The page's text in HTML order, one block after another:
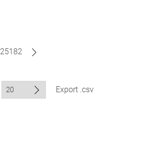
25182
Export .csv